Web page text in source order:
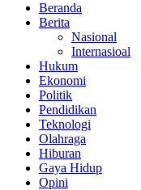
Beranda
Berita
Nasional
Internasioal
Hukum
Ekonomi
Politik
Pendidikan
Teknologi
Olahraga
Hiburan
Gaya Hidup
Opini